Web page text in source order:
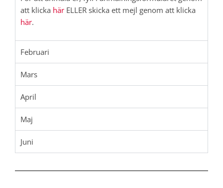
att klicka här ELLER skicka ett mejl genom att klicka
här.
Februari
Mars
April
Maj
Juni